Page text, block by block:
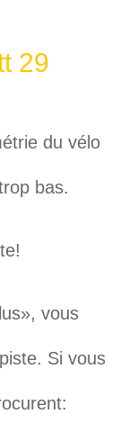
29
du vélo
bas.
vous
Si vous